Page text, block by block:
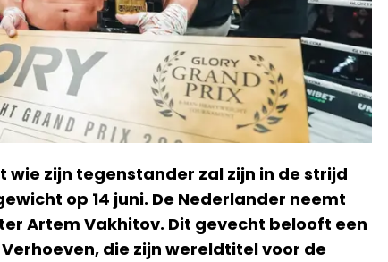
wie zijn tegenstander zal zijn in de strijd
op 14 juni. De Nederlander neemt
Artem Vakhitov. Dit gevecht belooft een
die zijn wereldtitel voor de